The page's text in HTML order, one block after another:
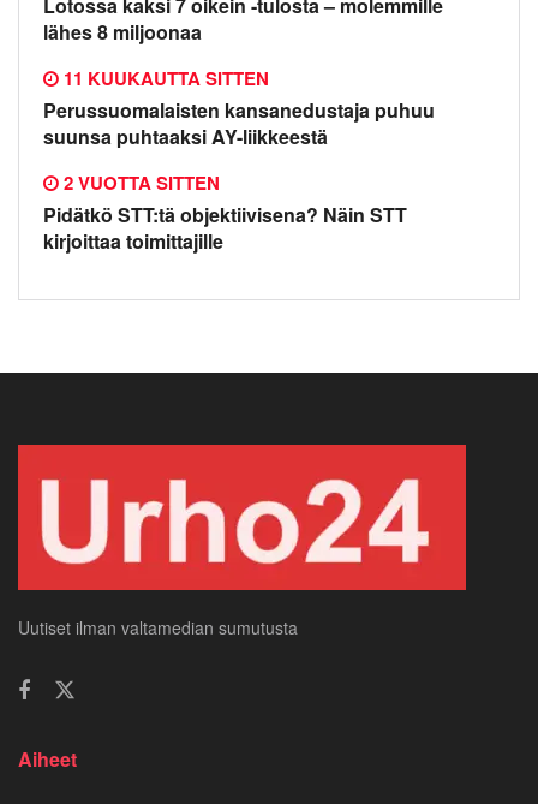
lähes 8 miljoonaa
Perussuomalaisten kansanedustaja puhuu
suunsa puhtaaksi AY-liikkeestä
11 KUUKAUTTA SITTEN
Pidätkö STT:tä objektiivisena? Näin STT
kirjoittaa toimittajille
2 VUOTTA SITTEN
Uutiset ilman valtamedian sumutusta
Aiheet